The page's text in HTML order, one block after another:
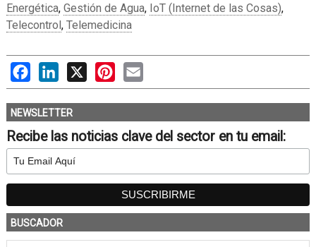
Energética, Gestión de Agua, IoT (Internet de las Cosas),
Telecontrol, Telemedicina
FacebookLinkedIn
X PinterestEmail
NEWSLETTER
Recibe las noticias clave del sector en tu email:
BUSCADOR